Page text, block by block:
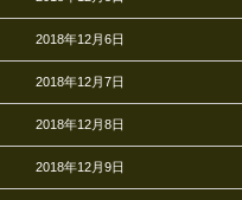
2018年12月6日
2018年12月7日
2018年12月8日
2018年12月9日